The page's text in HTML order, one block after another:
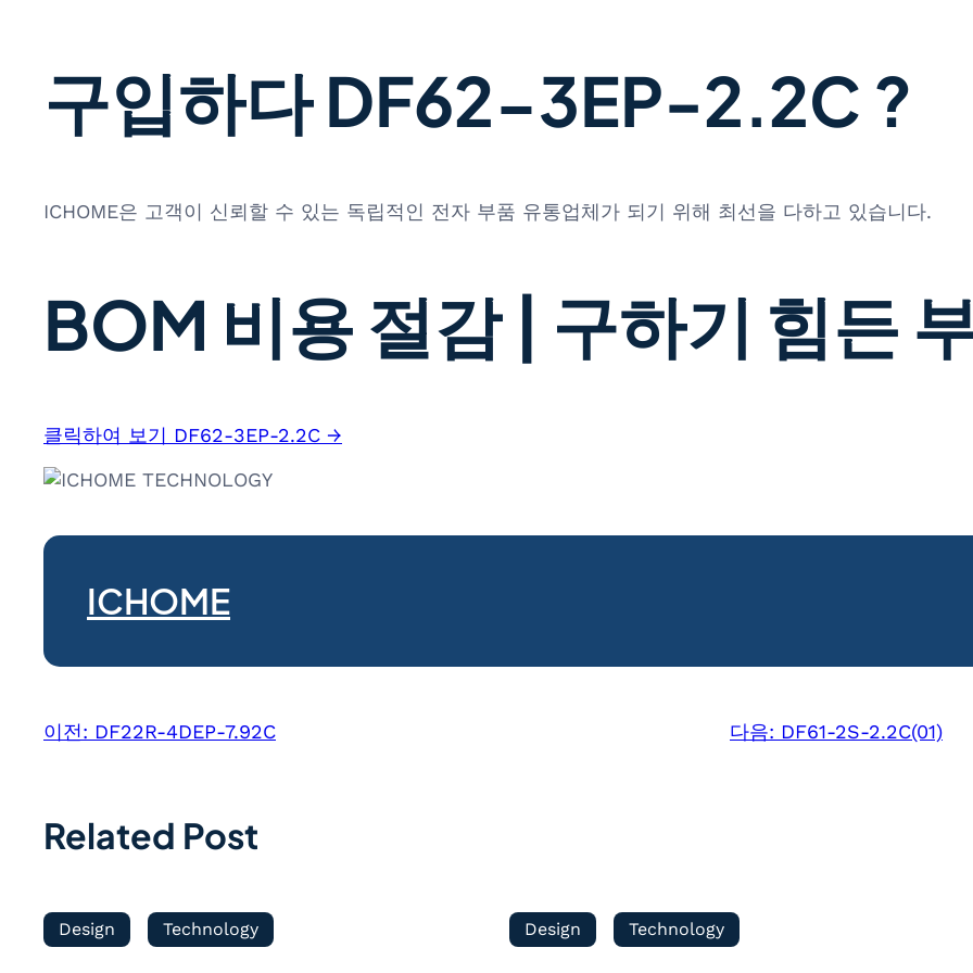
구입하다 DF62-3EP-2.2C ?
ICHOME은 고객이 신뢰할 수 있는 독립적인 전자 부품 유통업체가 되기 위해 최선을 다하고 있습니다.
BOM 비용 절감 | 구하기 힘든
클릭하여 보기 DF62-3EP-2.2C →
ICHOME
이전: DF22R-4DEP-7.92C 다음: DF61-2S-2.2C(01)
Related Post
Design Technology Design Technology